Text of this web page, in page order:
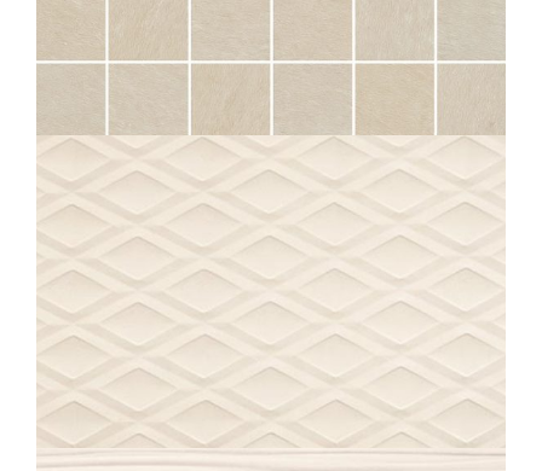
SAMSARA
DIAMANT ECRU
40X80